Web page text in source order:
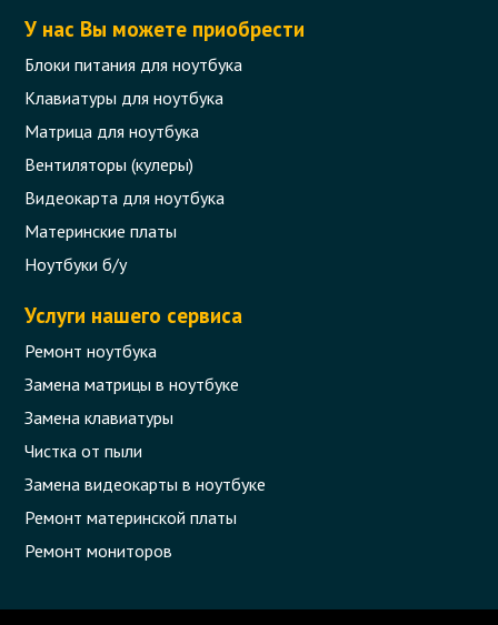
У нас Вы можете приобрести
Блоки питания для ноутбука
Клавиатуры для ноутбука
Матрица для ноутбука
Вентиляторы (кулеры)
Видеокарта для ноутбука
Материнские платы
Ноутбуки б/у
Услуги нашего сервиса
Ремонт ноутбука
Замена матрицы в ноутбуке
Замена клавиатуры
Чистка от пыли
Замена видеокарты в ноутбуке
Ремонт материнской платы
Ремонт мониторов